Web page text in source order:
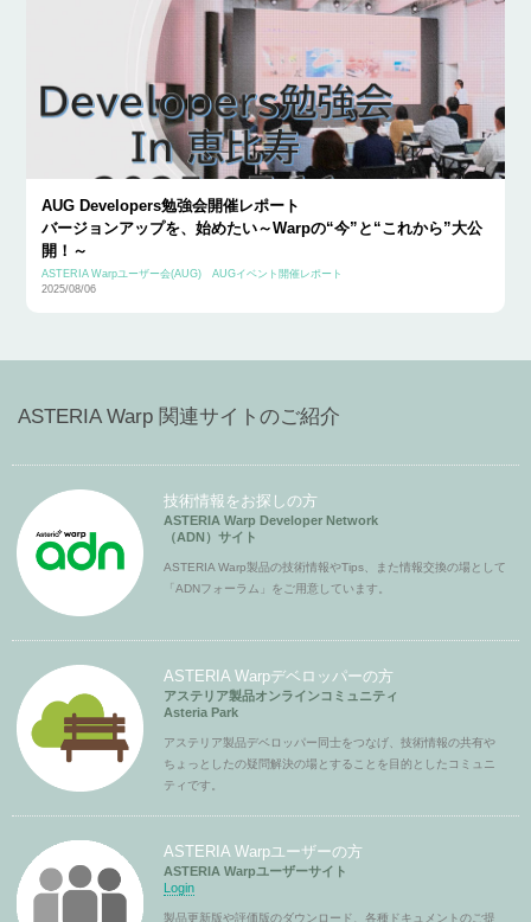
AUG Developers勉強会開催レポート
バージョンアップを、始めたい～Warpの“今”と“これから”大公
開！～
ASTERIA Warpユーザー会(AUG)
AUGイベント開催レポート
2025/08/06
ASTERIA Warp 関連サイトのご紹介
技術情報をお探しの方
ASTERIA Warp Developer Network
（ADN）サイト
ASTERIA Warp製品の技術情報やTips、また情報交換の場として
「ADNフォーラム」をご用意しています。
ASTERIA Warpデベロッパーの方
アステリア製品オンラインコミュニティ
Asteria Park
アステリア製品デベロッパー同士をつなげ、技術情報の共有や
ちょっとしたの疑問解決の場とすることを目的としたコミュニ
ティです。
ASTERIA Warpユーザーの方
ASTERIA Warpユーザーサイト
Login
製品更新版や評価版のダウンロード、各種ドキュメントのご提